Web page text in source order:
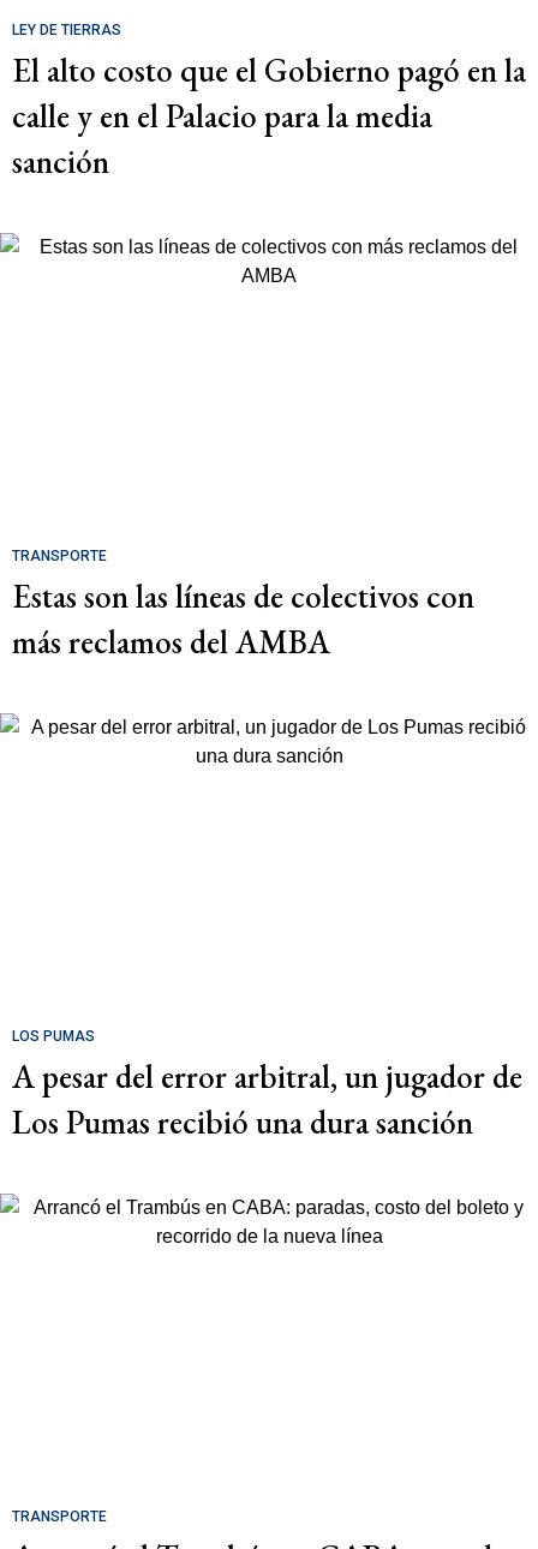
LEY DE TIERRAS
El alto costo que el Gobierno pagó en la
calle y en el Palacio para la media
sanción
TRANSPORTE
Estas son las líneas de colectivos con
más reclamos del AMBA
LOS PUMAS
A pesar del error arbitral, un jugador de
Los Pumas recibió una dura sanción
TRANSPORTE